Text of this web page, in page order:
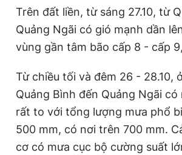
Trên đất liền, từ sáng 27.10, từ
Quảng Ngãi có gió mạnh dần
vùng gần tâm bão cấp 8 - cấp
Từ chiều tối và đêm 26 - 28.10,
Quảng Bình đến Quảng Ngãi
rất to với tổng lượng mưa phổ
500 mm, có nơi trên 700 mm.
cơ có mưa cục bộ cường suất